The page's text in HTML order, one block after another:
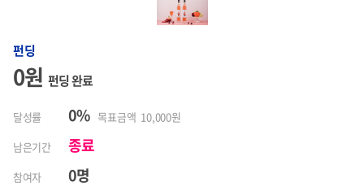
펀딩
0원 펀딩 완료
달성률 0% 목표금액 10,000원
남은기간
종료
참여자 0명